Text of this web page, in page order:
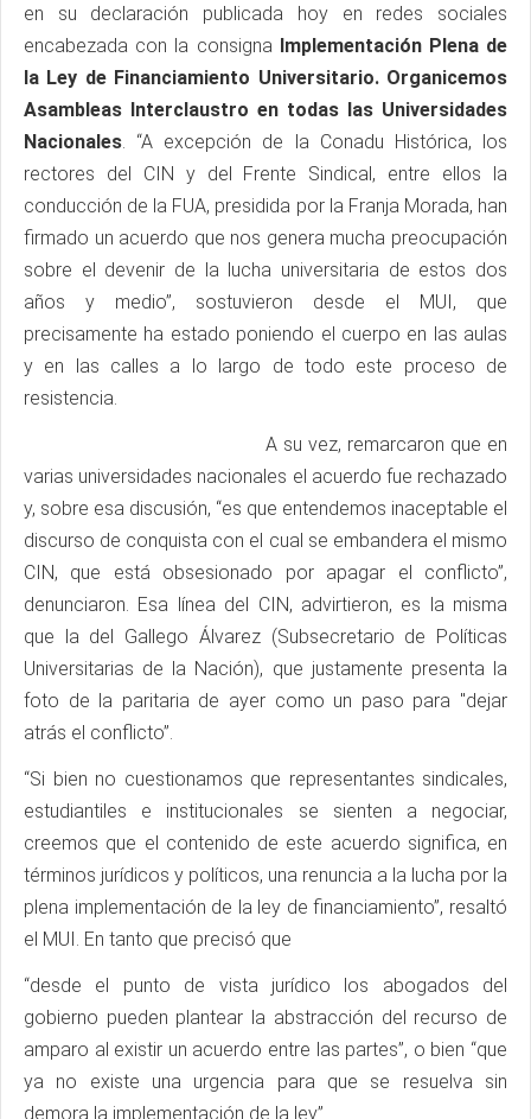
en su declaración publicada hoy en redes sociales
encabezada con la consigna Implementación Plena de
la Ley de Financiamiento Universitario. Organicemos
Asambleas Interclaustro en todas las Universidades
Nacionales . “A excepción de la Conadu Histórica, los
rectores del CIN y del Frente Sindical, entre ellos la
conducción de la FUA, presidida por la Franja Morada, han
firmado un acuerdo que nos genera mucha preocupación
sobre el devenir de la lucha universitaria de estos dos
años y medio”, sostuvieron desde el MUI, que
precisamente ha estado poniendo el cuerpo en las aulas
y en las calles a lo largo de todo este proceso de
resistencia.
A su vez, remarcaron que en
varias universidades nacionales el acuerdo fue rechazado
y, sobre esa discusión, “es que entendemos inaceptable el
discurso de conquista con el cual se embandera el mismo
CIN, que está obsesionado por apagar el conflicto”,
denunciaron. Esa línea del CIN, advirtieron, es la misma
que la del Gallego Álvarez (Subsecretario de Políticas
Universitarias de la Nación), que justamente presenta la
foto de la paritaria de ayer como un paso para "dejar
atrás el conflicto”.
“Si bien no cuestionamos que representantes sindicales,
estudiantiles e institucionales se sienten a negociar,
creemos que el contenido de este acuerdo significa, en
términos jurídicos y políticos, una renuncia a la lucha por la
plena implementación de la ley de financiamiento”, resaltó
el MUI. En tanto que precisó que
“desde el punto de vista jurídico los abogados del
gobierno pueden plantear la abstracción del recurso de
amparo al existir un acuerdo entre las partes”, o bien “que
ya no existe una urgencia para que se resuelva sin
demora la implementación de la ley”.